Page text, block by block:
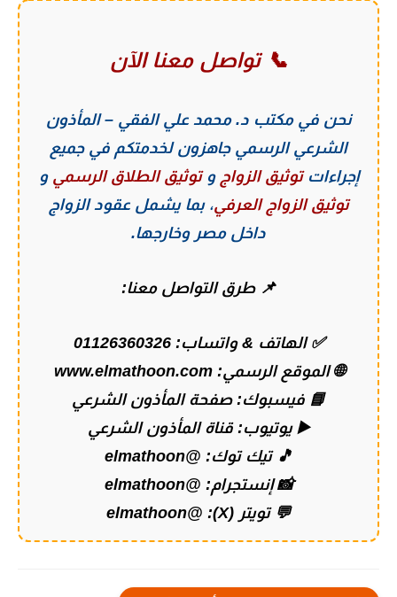
📞 تواصل معنا الآن
نحن في مكتب د. محمد علي الفقي – المأذون
الشرعي الرسميجاهزون لخدمتكم في جميع
إجراءاتتوثيق الزواجوتوثيق الطلاق الرسميو
توثيق الزواج العرفي، بما يشمل عقود الزواج
داخل مصر وخارجها.
📌 طرق التواصل معنا:
✅ الهاتف & واتساب:01126360326
🌐 الموقع الرسمي:www.elmathoon.com
📘 فيسبوك:صفحة المأذون الشرعي
▶️ يوتيوب:قناة المأذون الشرعي
🎵 تيك توك:@elmathoon
📸 إنستجرام:@elmathoon
💬 تويتر (X):
@elmathoon